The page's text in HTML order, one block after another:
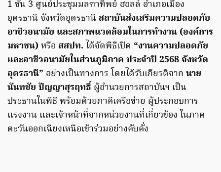
1 ชั้น 3 ศูนย์ประชุมมลฑาทิพย์ ฮอลล์ อำเภอเมือง
อุดรธานี จังหวัดอุดรธานี สถาบันส่งเสริมความปลอดภัย
อาชีวอนามัย และสภาพแวดล้อมในการทำงาน (องค์การ
มหาชน)หรือ สสปท. ได้จัดพิธีเปิด “งานความปลอดภัย
และอาชีวอนามัยในส่วนภูมิภาค ประจำปี 2568 จังหวัด
อุดรธานี” อย่างเป็นทางการ โดยได้รับเกียรติจาก นาย
นันทชัย ปัญญาสุรฤทธิ์ ผู้อำนวยการสถาบันฯ เป็น
ประธานในพิธี พร้อมด้วยภาคีเครือข่าย ผู้ประกอบการ
แรงงาน และเจ้าหน้าที่จากหน่วยงานที่เกี่ยวข้อง ในภาค
ตะวันออกเฉียงเหนือเข้าร่วมอย่างคับคั่ง